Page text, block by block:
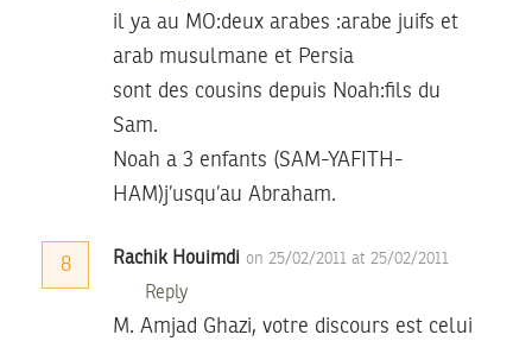
il ya au MO:deux arabes :arabe juifs et
arab musulmane et Persia
sont des cousins depuis Noah:fils du
Sam.
Noah a 3 enfants (SAM-YAFITH-
HAM)j’usqu’au Abraham.
8 Rachik Houimdi on 25/02/2011 at 25/02/2011
Reply
M. Amjad Ghazi, votre discours est celui